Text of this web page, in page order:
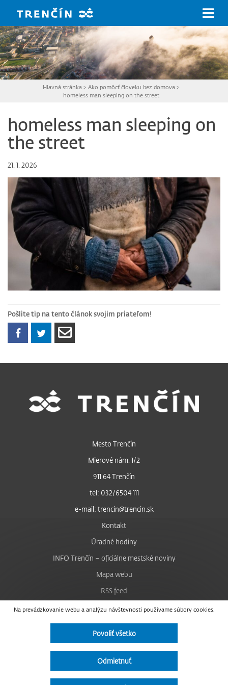
Hlavná stránka > Ako pomôcť človeku bez domova >
homeless man sleeping on the street
homeless man sleeping on
the street
21. 1. 2026
Pošlite tip na tento článok svojim priateľom!
Na prevádzkovanie webu a analýzu návštevnosti používame súbory cookies.
Povoliť všetko
Odmietnuť
Mesto Trenčín
Mierové nám. 1/2
911 64 Trenčín
tel: 032/6504 111
e-mail: trencin@trencin.sk
Kontakt
Úradné hodiny
INFO Trenčín – oficiálne mestské noviny
Mapa webu
RSS feed
Nastavenie cookies
Facebook
Instagram
Vyhlásenie o prístupnosti